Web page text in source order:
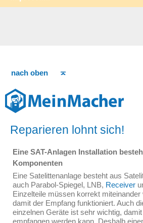
nach oben
Reparieren lohnt sich!
Eine SAT-Anlagen Installation
Komponenten
Eine Satelittenanlage besteht aus
auch Parabol-Spiegel, LNB, Receiver
Einzelteile müssen korrekt miteinander
damit der Empfang funktioniert. Auch
einzelnen Geräte ist sehr wichtig,
empfangen werden kann. Deshalb